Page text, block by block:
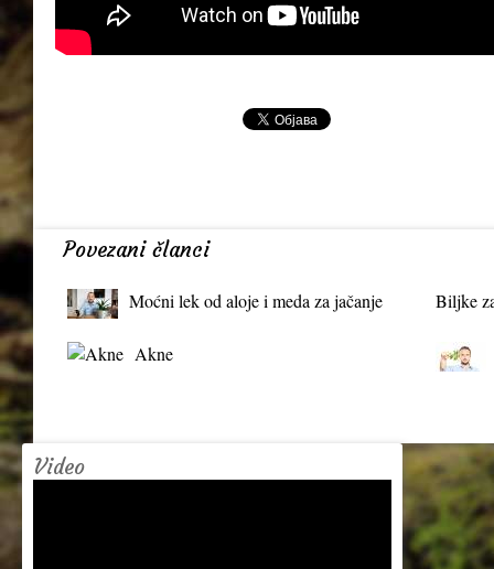
Povezani članci
Moćni lek od aloje i meda za jačanje
Biljke
Akne
Video